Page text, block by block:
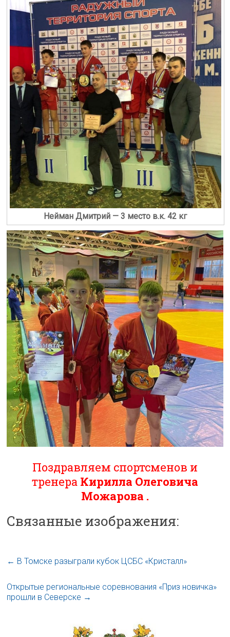
Нейман Дмитрий — 3 место в.к. 42 кг
Поздравляем спортсменов и
тренера Кирилла Олеговича
Можарова .
Связанные изображения:
← В Томске разыграли кубок ЦСБС «Кристалл»
Открытые региональные соревнования «Приз новичка»
прошли в Северске →